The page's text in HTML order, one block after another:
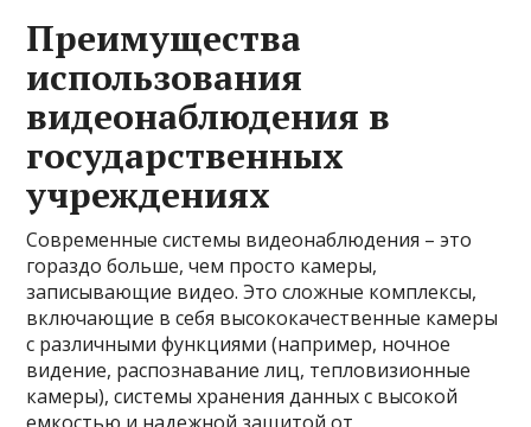
Преимущества
использования
видеонаблюдения в
государственных
учреждениях
Современные системы видеонаблюдения – это
гораздо больше, чем просто камеры,
записывающие видео. Это сложные комплексы,
включающие в себя высококачественные камеры
с различными функциями (например, ночное
видение, распознавание лиц, тепловизионные
камеры), системы хранения данных с высокой